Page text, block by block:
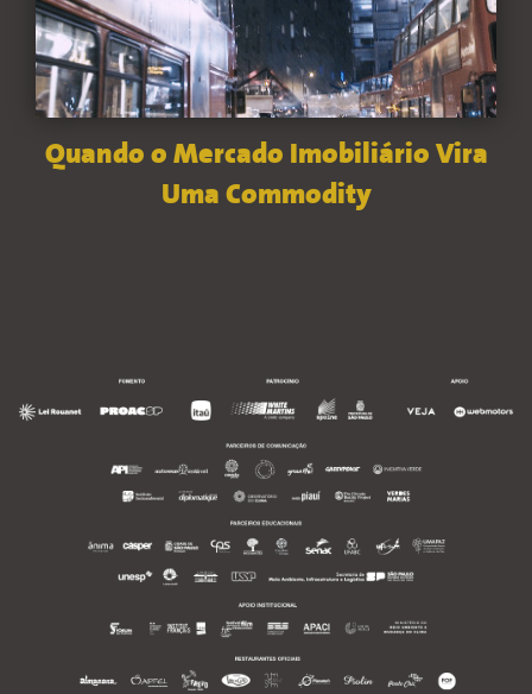
Quando o Mercado Imobiliário Vira
Uma Commodity